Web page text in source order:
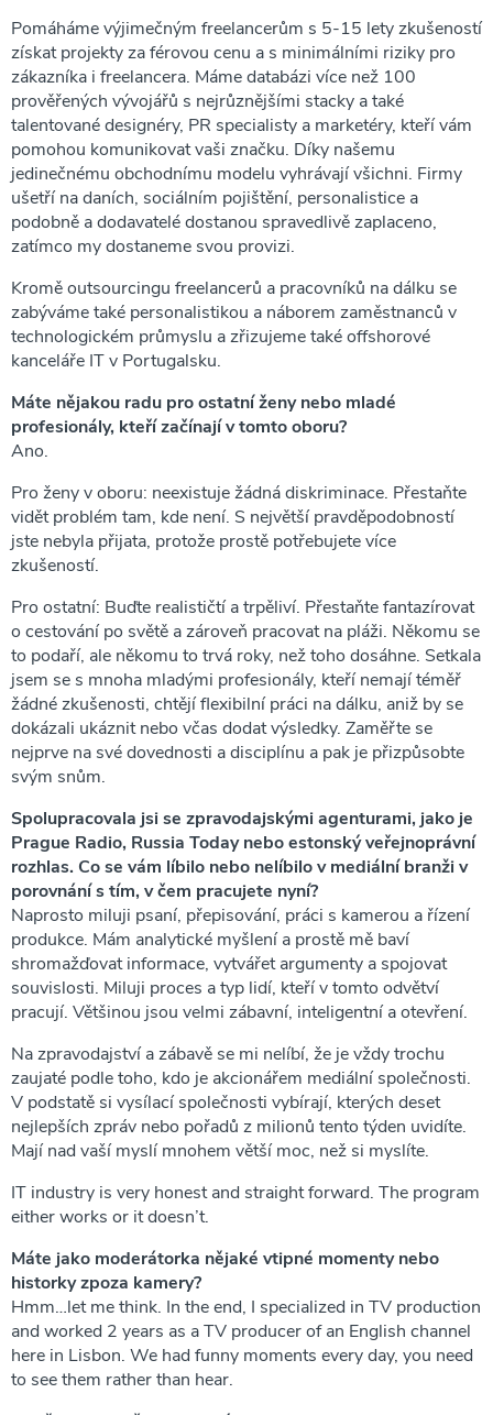
Pomáháme výjimečným freelancerům s 5-15 lety zkušeností
získat projekty za férovou cenu a s minimálními riziky pro
zákazníka i freelancera. Máme databázi více než 100
prověřených vývojářů s nejrůznějšími stacky a také
talentované designéry, PR specialisty a marketéry, kteří vám
pomohou komunikovat vaši značku. Díky našemu
jedinečnému obchodnímu modelu vyhrávají všichni. Firmy
ušetří na daních, sociálním pojištění, personalistice a
podobně a dodavatelé dostanou spravedlivě zaplaceno,
zatímco my dostaneme svou provizi.
Kromě outsourcingu freelancerů a pracovníků na dálku se
zabýváme také personalistikou a náborem zaměstnanců v
technologickém průmyslu a zřizujeme také offshorové
kanceláře IT v Portugalsku.
Máte nějakou radu pro ostatní ženy nebo mladé
profesionály, kteří začínají v tomto oboru?
Ano.
Pro ženy v oboru: neexistuje žádná diskriminace. Přestaňte
vidět problém tam, kde není. S největší pravděpodobností
jste nebyla přijata, protože prostě potřebujete více
zkušeností.
Pro ostatní: Buďte realističtí a trpěliví. Přestaňte fantazírovat
o cestování po světě a zároveň pracovat na pláži. Někomu se
to podaří, ale někomu to trvá roky, než toho dosáhne. Setkala
jsem se s mnoha mladými profesionály, kteří nemají téměř
žádné zkušenosti, chtějí flexibilní práci na dálku, aniž by se
dokázali ukáznit nebo včas dodat výsledky. Zaměřte se
nejprve na své dovednosti a disciplínu a pak je přizpůsobte
svým snům.
Spolupracovala jsi se zpravodajskými agenturami, jako je
Prague Radio, Russia Today nebo estonský veřejnoprávní
rozhlas. Co se vám líbilo nebo nelíbilo v mediální branži v
porovnání s tím, v čem pracujete nyní?
Naprosto miluji psaní, přepisování, práci s kamerou a řízení
produkce. Mám analytické myšlení a prostě mě baví
shromažďovat informace, vytvářet argumenty a spojovat
souvislosti. Miluji proces a typ lidí, kteří v tomto odvětví
pracují. Většinou jsou velmi zábavní, inteligentní a otevření.
Na zpravodajství a zábavě se mi nelíbí, že je vždy trochu
zaujaté podle toho, kdo je akcionářem mediální společnosti.
V podstatě si vysílací společnosti vybírají, kterých deset
nejlepších zpráv nebo pořadů z milionů tento týden uvidíte.
Mají nad vaší myslí mnohem větší moc, než si myslíte.
IT industry is very honest and straight forward. The program
either works or it doesn’t.
Máte jako moderátorka nějaké vtipné momenty nebo
historky zpoza kamery?
Hmm…let me think. In the end, I specialized in TV production
and worked 2 years as a TV producer of an English channel
here in Lisbon. We had funny moments every day, you need
to see them rather than hear.